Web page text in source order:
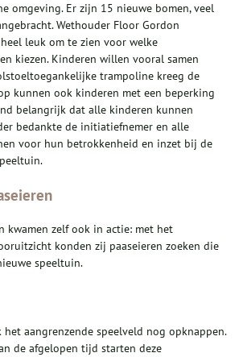
omgeving. Er zijn 15 nieuwe bomen, veel
Wethouder Floor Gordon
heel leuk om te zien voor welke
kiezen. Kinderen willen vooral samen
trampoline kreeg de
kunnen ook kinderen met een beperking
belangrijk dat alle kinderen kunnen
bedankte de initiatiefnemer en alle
voor hun betrokkenheid en inzet bij de
kwamen zelf ook in actie: met het
konden zij paaseieren zoeken die
speeltuin.
het aangrenzende speelveld nog opknappen.
de afgelopen tijd starten deze